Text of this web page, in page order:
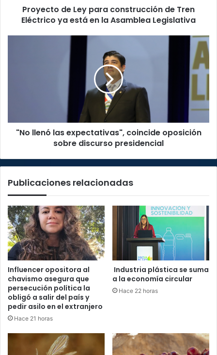
Proyecto de Ley para construcción de Tren
Eléctrico ya está en la Asamblea Legislativa
presidencial
"No llenó las expectativas", coincide oposición
sobre discurso presidencial
Publicaciones relacionadas
Influencer opositora al
chavismo asegura que
persecución política la
obligó a salir del país y
pedir asilo en el extranjero
Hace 21 horas
Industria plástica se suma
a la economía circular
Hace 22 horas